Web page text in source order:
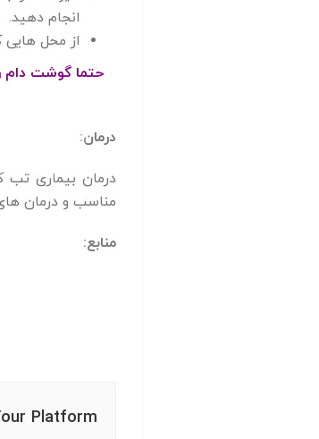
انجام دهید.
از محل هایی
درمان:
درمان بیماری تب
مناسب و درمان
منابع:
Platform!